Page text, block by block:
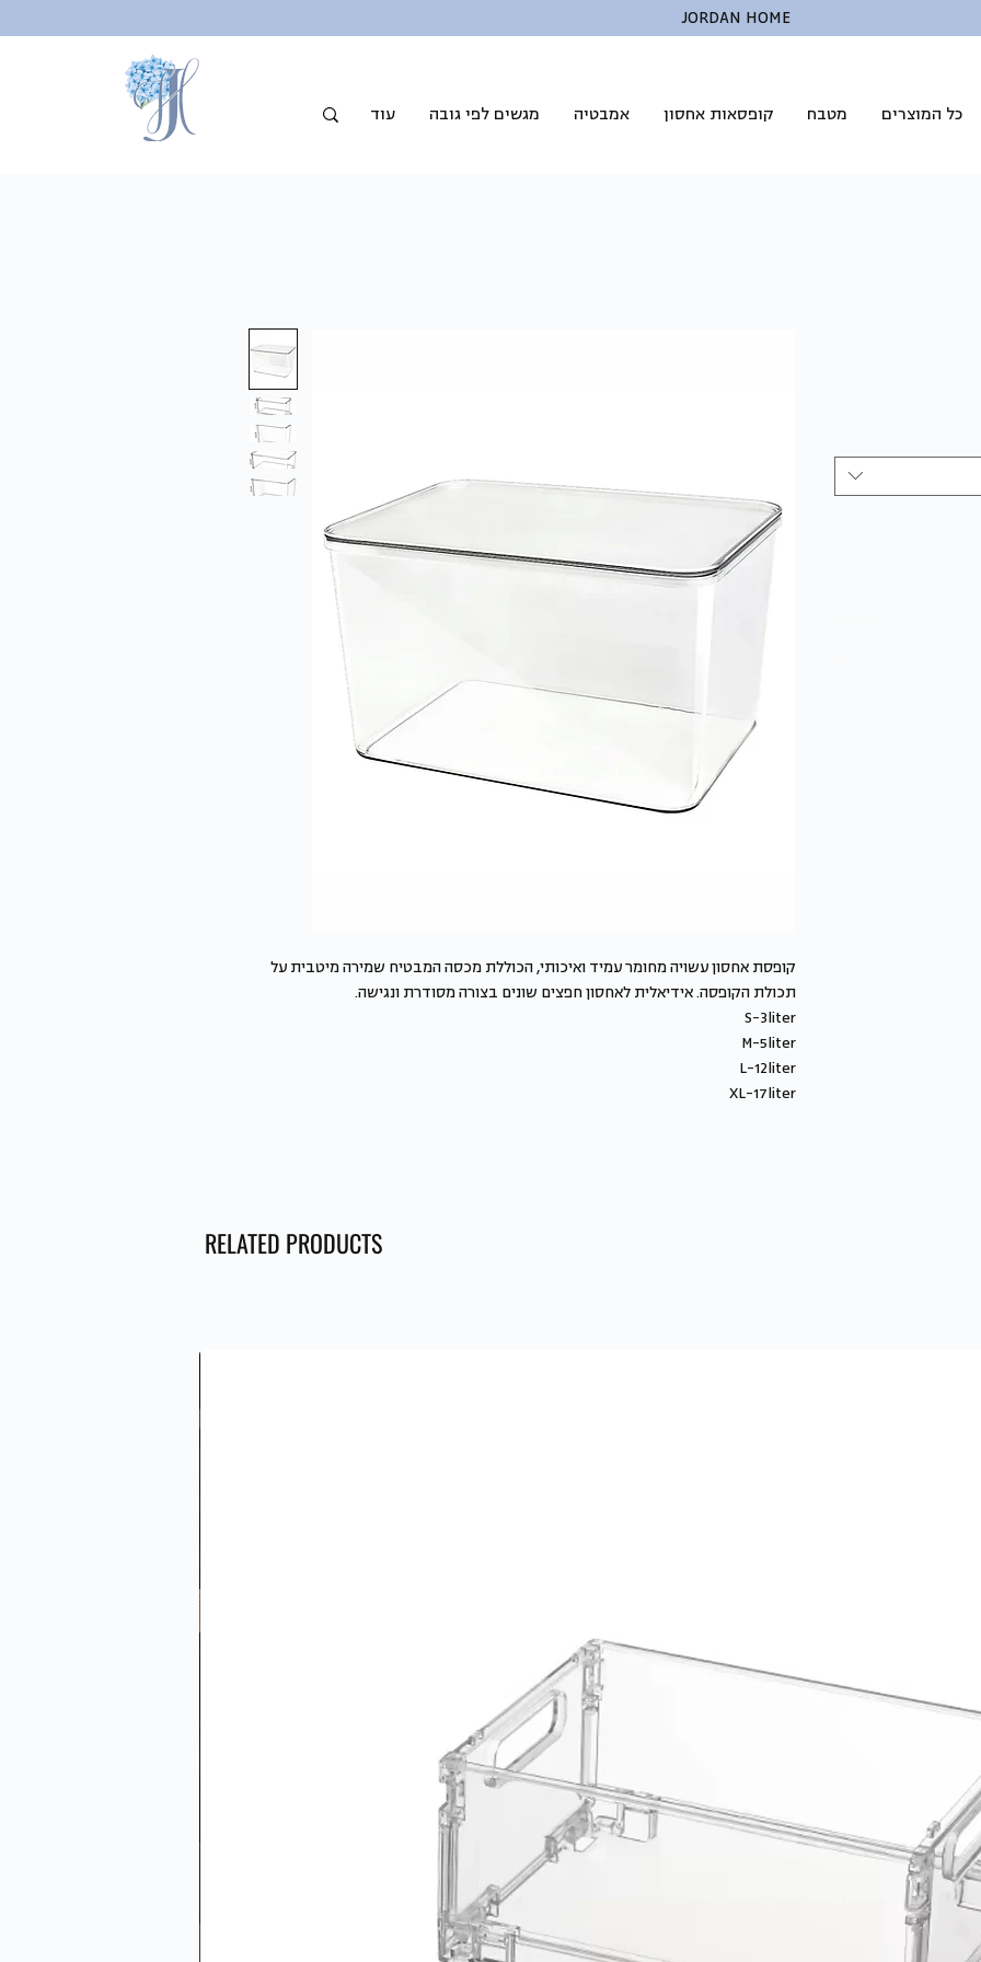
JORDAN HOME
כל המוצרים מטבח קופסאות אחסון אמבטיה מגשים לפי גובה עוד
קופסת אחסון עשויה מחומר עמיד ואיכותי, הכוללת מכסה המבטיח שמירה מיטבית על
תכולת הקופסה. אידיאלית לאחסון חפצים שונים בצורה מסודרת ונגישה.
S-3liter
M-5liter
L-12liter
XL-17liter
RELATED PRODUCTS